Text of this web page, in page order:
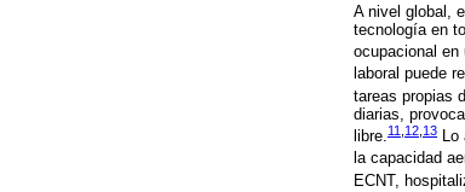
A nivel global,
tecnología en
ocupacional en
laboral puede
tareas propias
diarias,
libre.11 12 13 Lo
la capacidad
ECNT,